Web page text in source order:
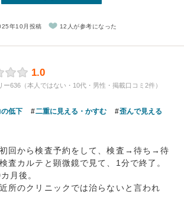
年10月投稿 12人が参考になった
1.0
ー636（本人ではない・10代・男性・掲載口コミ2件）
低下 二重に見える・かすむ 歪んで見える
回から検査予約をして、検査→待ち→待
査カルテと顕微鏡で見て、1分で終了。
月後。
所のクリニックでは治らないと言われ